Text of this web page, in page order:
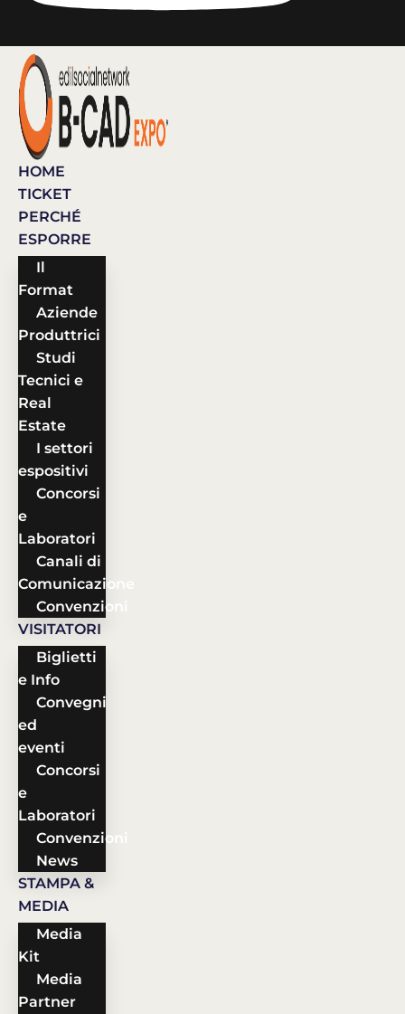
HOME
TICKET
PERCHÉ
ESPORRE
Il
Format
Aziende
Produttrici
Studi
Tecnici e
Real
Estate
I settori
espositivi
Concorsi
e
Laboratori
Canali di
Comunicazione
Convenzioni
VISITATORI
Biglietti
e Info
Convegni
ed
eventi
Concorsi
e
Laboratori
Convenzioni
News
STAMPA &
MEDIA
Media
Kit
Media
Partner